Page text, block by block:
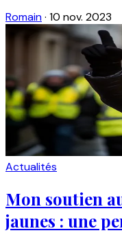
Romain· 10 nov. 2023
Actualités
Mon soutien
jaunes : une